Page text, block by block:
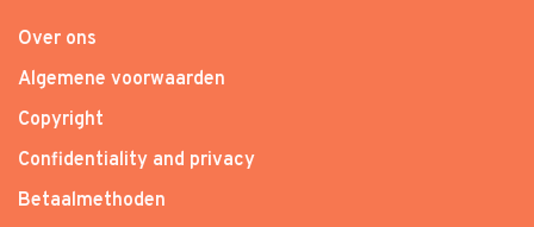
Over ons
Algemene voorwaarden
Copyright
Confidentiality and privacy
Betaalmethoden